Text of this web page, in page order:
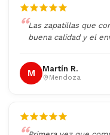
Las zapatillas que
buena calidad y el
M Martín R.
Mendoza